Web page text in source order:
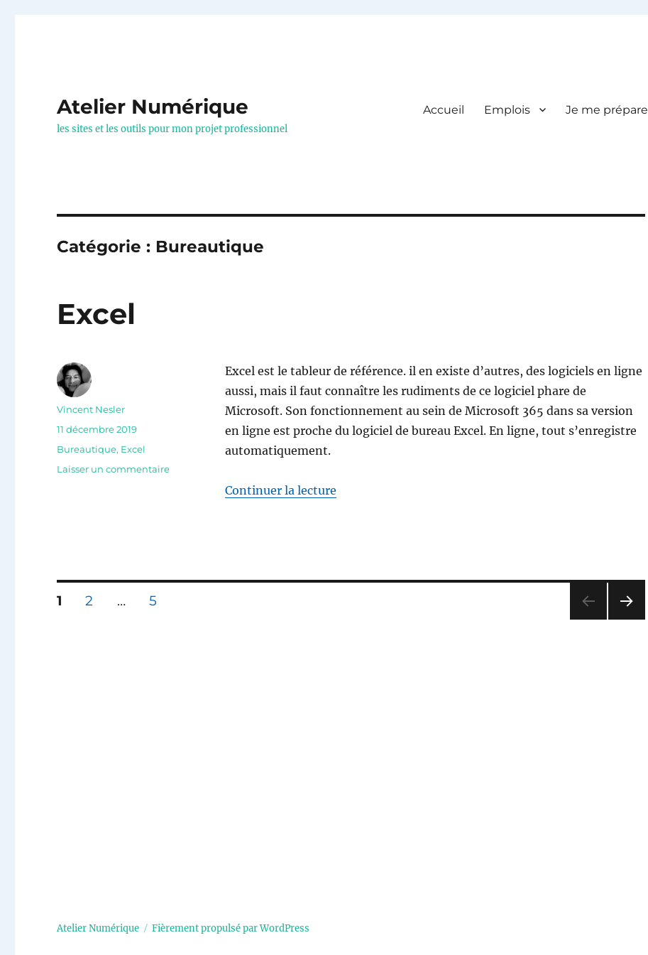
Atelier Numérique
les sites et les outils pour mon projet professionnel
Accueil Emplois Je me prépare
Catégorie : Bureautique
Excel
Excel est le tableur de référence. il en existe d’autres, des logiciels en ligne
aussi, mais il faut connaître les rudiments de ce logiciel phare de
Microsoft. Son fonctionnement au sein de Microsoft 365 dans sa version
en ligne est proche du logiciel de bureau Excel. En ligne, tout s’enregistre
automatiquement.
Continuer la lecturede « Excel »
Auteur
Vincent Nesler
Publié
11 décembre 2019
Catégories
Bureautique, Excel
Laisser un commentairesur
Pagination
PAGE
1 PAGE
2 … PAGE
5
Atelier Numérique Fièrement propulsé par WordPress